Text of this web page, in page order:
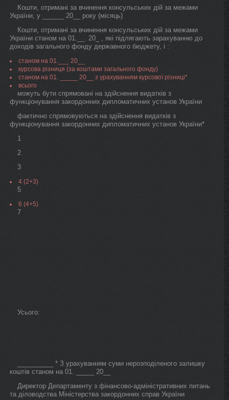
Кошти, отримані за вчинення консульських дій за межами
України, у ______ 20__ року (місяць)
Кошти, отримані за вчинення консульських дій за межами
України станом на 01.__. 20_ , які підлягають зарахуванню до
доходів загального фонду державного бюджету, і :
станом на 01.___ 20__
курсова різниця (за коштами загального фонду)
станом на 01. _____ 20__ з урахуванням курсової різниці*
всього
можуть бути спрямовані на здійснення видатків з
функціонування закордонних дипломатичних установ України
фактично спрямовуються на здійснення видатків з
функціонування закордонних дипломатичних установ України*
1
2
3
4 (2+3)
5
6 (4+5)
7
Усього:
__________ * З урахуванням суми нерозподіленого залишку
коштів станом на 01. _____ 20__
Директор Департаменту з фінансово-адміністративних питань
та діловодства Міністерства закордонних справ України